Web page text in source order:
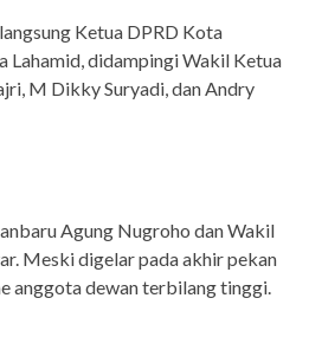
Ketua DPRD Kota
Lahamid, didampingi Wakil Ketua
M Dikky Suryadi, dan Andry
Agung Nugroho dan Wakil
Meski digelar pada akhir pekan
anggota dewan terbilang tinggi.